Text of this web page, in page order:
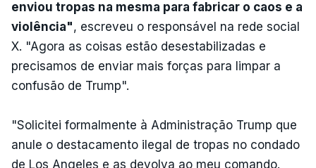
enviou tropas na mesma para fabricar o caos e a
violência", escreveu o responsável na rede social
X. "Agora as coisas estão desestabilizadas e
precisamos de enviar mais forças para limpar a
confusão de Trump".
"Solicitei formalmente à Administração Trump que
anule o destacamento ilegal de tropas no condado
de Los Angeles e as devolva ao meu comando.